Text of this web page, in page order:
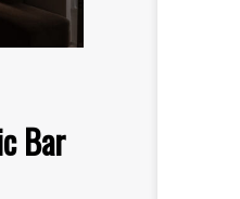
Bar